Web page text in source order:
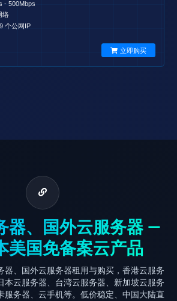
- 500Mbps
络
个公网IP
立即购买
器、国外云服务器 —
美国免备案云产品
器、国外云服务器租用与购买，香港云服务
本云服务器、台湾云服务器、新加坡云服务
服务器、云手机等。低价稳定、中国大陆直